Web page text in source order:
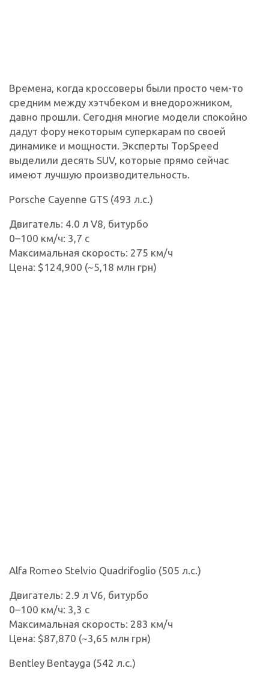
Времена, когда кроссоверы были просто чем-то
средним между хэтчбеком и внедорожником,
давно прошли. Сегодня многие модели спокойно
дадут фору некоторым суперкарам по своей
динамике и мощности. Эксперты TopSpeed
выделили десять SUV, которые прямо сейчас
имеют лучшую производительность.
Porsche Cayenne GTS (493 л.с.)
Двигатель: 4.0 л V8, битурбо
0–100 км/ч: 3,7 с
Максимальная скорость: 275 км/ч
Цена: $124,900 (~5,18 млн грн)
Alfa Romeo Stelvio Quadrifoglio (505 л.с.)
Двигатель: 2.9 л V6, битурбо
0–100 км/ч: 3,3 с
Максимальная скорость: 283 км/ч
Цена: $87,870 (~3,65 млн грн)
Bentley Bentayga (542 л.с.)